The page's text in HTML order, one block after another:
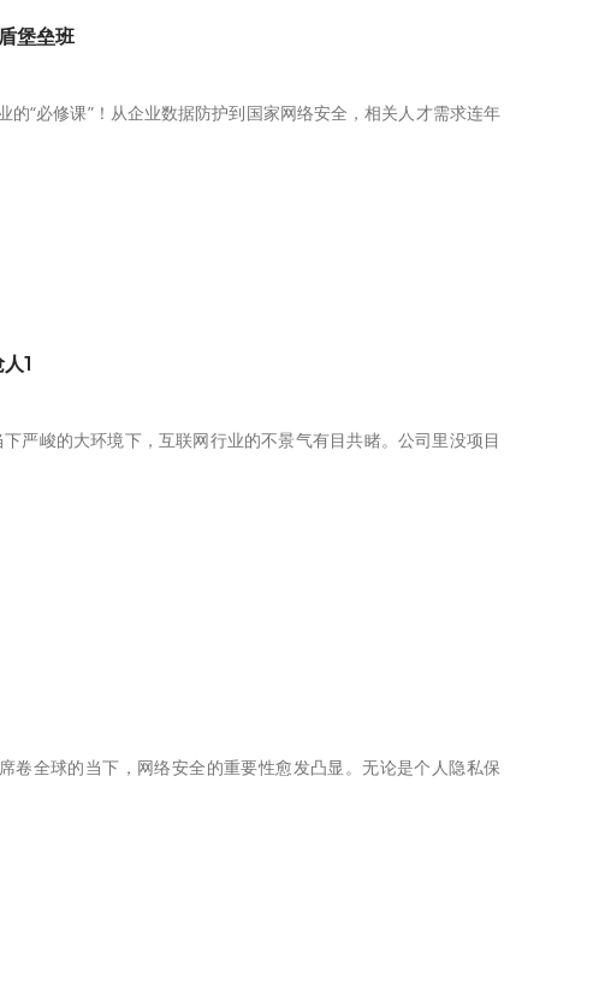
堡垒班
“必修课”！从企业数据防护到国家网络安全，相关人才需求连年
1
严峻的大环境下，互联网行业的不景气有目共睹。公司里没项目
卷全球的当下，网络安全的重要性愈发凸显。无论是个人隐私保